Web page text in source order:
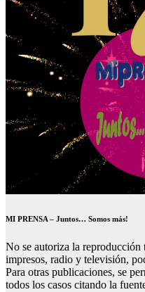
MI PRENSA – Juntos… Somos más!
No se autoriza la reproducción
impresos, radio y televisión,
Para otras publicaciones, se
todos los casos citando la